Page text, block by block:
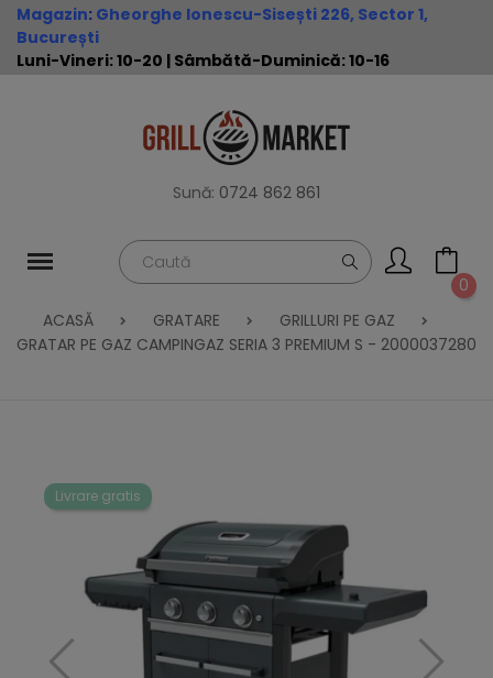
Magazin: Gheorghe Ionescu-Sisești 226, Sector 1,
București
Luni-Vineri: 10-20 | Sâmbătă-Duminică: 10-16
Sună: 0724 862 861
0
ACASĂ
GRATARE
GRILLURI PE GAZ
GRATAR PE GAZ CAMPINGAZ SERIA 3 PREMIUM S - 2000037280
Livrare gratis